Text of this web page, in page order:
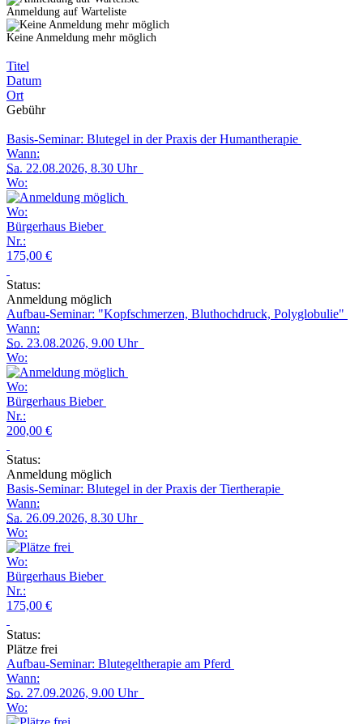
Anmeldung auf Warteliste
Keine Anmeldung mehr möglich
Titel
Datum
Ort
Gebühr
Basis-Seminar: Blutegel in der Praxis der Humantherapie
Wann:
Sa. 22.08.2026, 8.30 Uhr
Wo:
Wo:
Bürgerhaus Bieber
Nr.:
175,00 €
Status:
Anmeldung möglich
Aufbau-Seminar: "Kopfschmerzen, Bluthochdruck, Polyglobulie"
Wann:
So. 23.08.2026, 9.00 Uhr
Wo:
Wo:
Bürgerhaus Bieber
Nr.:
200,00 €
Status:
Anmeldung möglich
Basis-Seminar: Blutegel in der Praxis der Tiertherapie
Wann:
Sa. 26.09.2026, 8.30 Uhr
Wo:
Wo:
Bürgerhaus Bieber
Nr.:
175,00 €
Status:
Plätze frei
Aufbau-Seminar: Blutegeltherapie am Pferd
Wann:
So. 27.09.2026, 9.00 Uhr
Wo: